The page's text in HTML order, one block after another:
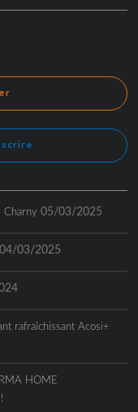
Charny 05/03/2025
04/03/2025
rafraîchissant Acosi+
HOME